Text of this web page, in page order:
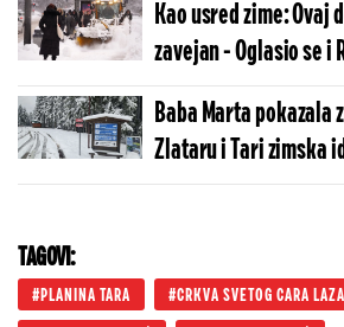
Kao usred zime: Ovaj
zavejan - Oglasio se i
Baba Marta pokazala
Zlataru i Tari zimska
TAGOVI:
PLANINA TARA CRKVA SVETOG CARA